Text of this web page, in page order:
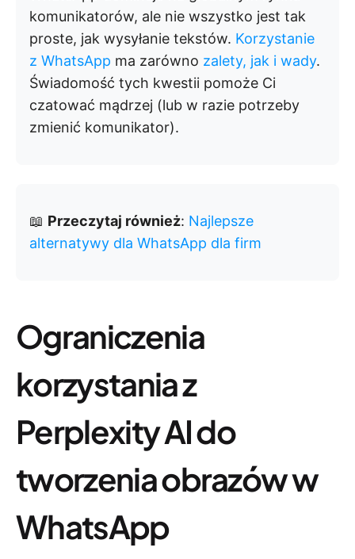
komunikatorów, ale nie wszystko jest tak
proste, jak wysyłanie tekstów. Korzystanie
z WhatsApp ma zarówno zalety, jak i wady.
Świadomość tych kwestii pomoże Ci
czatować mądrzej (lub w razie potrzeby
zmienić komunikator).
📖 Przeczytaj również: Najlepsze
alternatywy dla WhatsApp dla firm
Ograniczenia
korzystania z
Perplexity AI do
tworzenia obrazów w
WhatsApp